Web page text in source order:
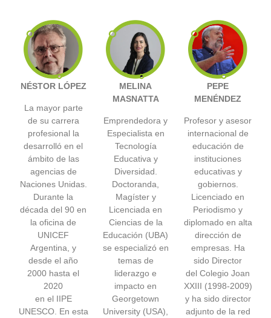
NÉSTOR LÓPEZ
La mayor parte
de su carrera
profesional la
desarrolló en el
ámbito de las
agencias de
Naciones Unidas.
Durante la
década del 90 en
la oficina de
UNICEF
Argentina, y
desde el año
2000 hasta el
2020
en el IIPE
UNESCO. En esta
MELINA
MASNATTA
Emprendedora y
Especialista en
Tecnología
Educativa y
Diversidad.
Doctoranda,
Magíster y
Licenciada en
Ciencias de la
Educación (UBA)
se especializó en
temas de
liderazgo e
impacto en
Georgetown
University (USA),
PEPE
MENÉNDEZ
Profesor y asesor
internacional de
educación de
instituciones
educativas y
gobiernos.
Licenciado en
Periodismo y
diplomado en alta
dirección de
empresas. Ha
sido Director
del Colegio Joan
XXIII (1998-2009)
y ha sido director
adjunto de la red